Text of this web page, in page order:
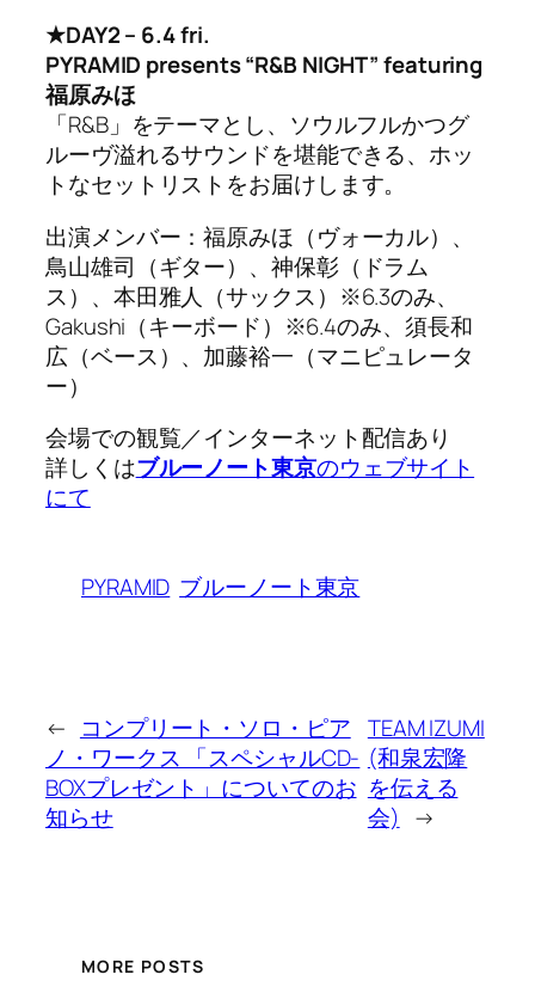
★DAY2 – 6.4 fri.
PYRAMID presents “R&B NIGHT” featuring
福原みほ
「R&B」をテーマとし、ソウルフルかつグ
ルーヴ溢れるサウンドを堪能できる、ホッ
トなセットリストをお届けします。
出演メンバー：福原みほ（ヴォーカル）、
鳥山雄司（ギター）、神保彰（ドラム
ス）、本田雅人（サックス）※6.3のみ、
Gakushi（キーボード）※6.4のみ、須長和
広（ベース）、加藤裕一（マニピュレータ
ー）
会場での観覧／インターネット配信あり
詳しくはブルーノート東京のウェブサイト
にて
PYRAMID ブルーノート東京
←
コンプリート・ソロ・ピア
ノ・ワークス 「スペシャルCD-
BOXプレゼント」についてのお
知らせ
TEAM IZUMI
(和泉宏隆
を伝える
会) →
MORE POSTS